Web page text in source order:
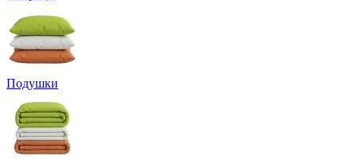
Подушки